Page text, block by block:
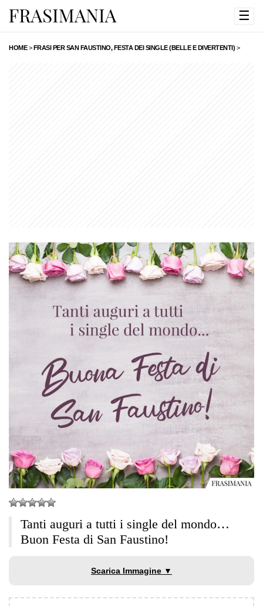
☰
HOME>FRASI PER SAN FAUSTINO, FESTA DEI SINGLE (BELLE E DIVERTENTI) >
Tanti auguri a tutti i single del mondo…
Buon Festa di San Faustino!
Scarica Immagine ▼